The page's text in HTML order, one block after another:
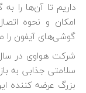
داریم تا آن‌ها را
امکان و نحوه
گوشی‌های آیفون را
شرکت هواوی در
سلامتی جذابی به
بزرگ عرضه کننده